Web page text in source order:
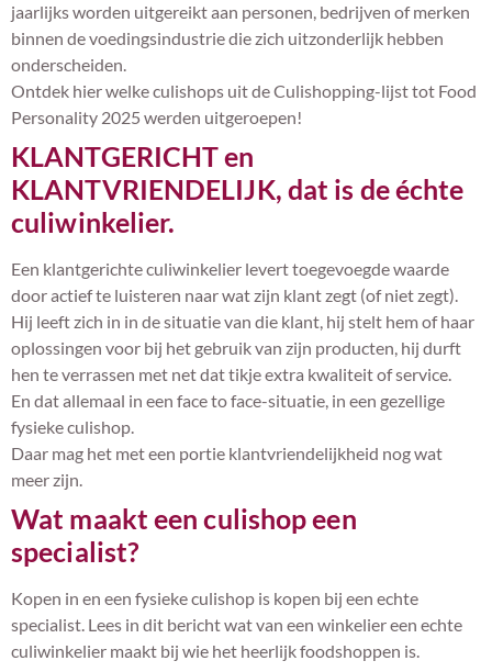
jaarlijks worden uitgereikt aan personen, bedrijven of merken
binnen de voedingsindustrie die zich uitzonderlijk hebben
onderscheiden.
Ontdek hier welke culishops uit de Culishopping-lijst tot Food
Personality 2025 werden uitgeroepen!
KLANTGERICHT en
KLANTVRIENDELIJK, dat is de échte
culiwinkelier.
Een klantgerichte culiwinkelier levert toegevoegde waarde
door actief te luisteren naar wat zijn klant zegt (of niet zegt).
Hij leeft zich in in de situatie van die klant, hij stelt hem of haar
oplossingen voor bij het gebruik van zijn producten, hij durft
hen te verrassen met net dat tikje extra kwaliteit of service.
En dat allemaal in een face to face-situatie, in een gezellige
fysieke culishop.
Daar mag het met een portie klantvriendelijkheid nog wat
meer zijn.
Wat maakt een culishop een
specialist?
Kopen in en een fysieke culishop is kopen bij een echte
specialist. Lees in dit bericht wat van een winkelier een echte
culiwinkelier maakt bij wie het heerlijk foodshoppen is.